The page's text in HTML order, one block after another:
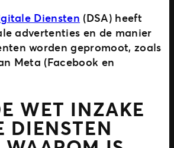
Diensten (DSA) heeft
advertenties en de manier
worden gepromoot, zoals
Meta (Facebook en
WET INZAKE
DIENSTEN